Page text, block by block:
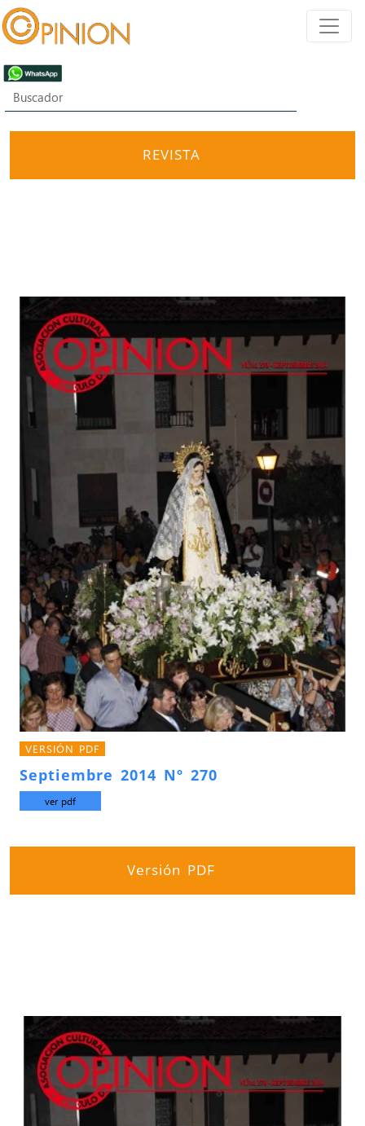
REVISTA
VERSIÓN PDF
Septiembre 2014 Nº 270
ver pdf
Versión PDF